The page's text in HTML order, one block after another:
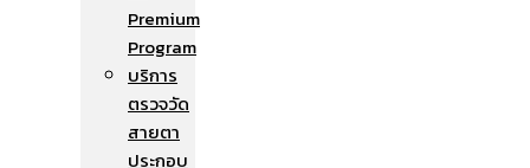
Premium
Program
บริการ
ตรวจวัด
สายตา
ประกอบ